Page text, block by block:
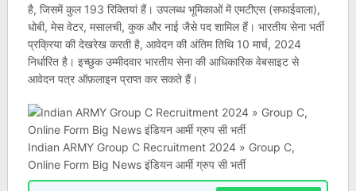
है, जिसमें कुल 193 रिक्तियां हैं। उपलब्ध भूमिकाओं में एमटीएस (सफाईवाला),
धोबी, मेस वेटर, मसालची, कुक और नाई जैसे पद शामिल हैं। भारतीय सेना भर्ती
प्रक्रिया की देखरेख करती है, आवेदन की अंतिम तिथि 10 मार्च, 2024
निर्धारित है। इच्छुक उम्मीदवार भारतीय सेना की आधिकारिक वेबसाइट से
आवेदन पत्र ऑफ़लाइन प्राप्त कर सकते हैं।
Indian ARMY Group C Recruitment 2024 » Group C,
Online Form Big News इंडियन आर्मी ग्रुप सी भर्ती